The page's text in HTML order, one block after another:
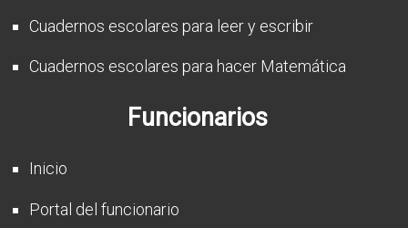
Cuadernos escolares para leer y escribir
Cuadernos escolares para hacer Matemática
Funcionarios
Inicio
Portal del funcionario